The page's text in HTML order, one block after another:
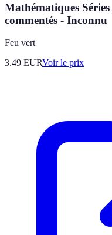
Mathématiques
commentés - Inconnu
Feu vert
3.49 EURVoir le prix